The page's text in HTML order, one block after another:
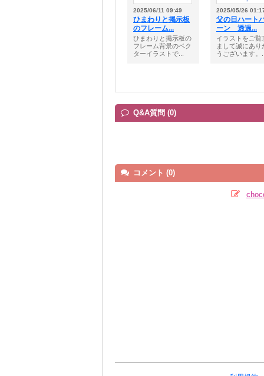
2025/06/11 09:49
ひまわりと掲示板
のフレーム...
ひまわりと掲示板の
フレーム背景のベク
ターイラストで...
2025/05/26
父の日ハート
ーン 透過...
イラストをご覧
まして誠にあり
うございます。
Q&A質問 (0)
コメント (0)